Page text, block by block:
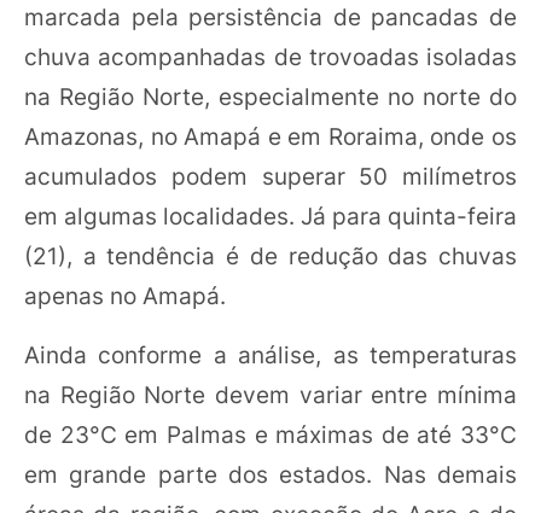
marcada pela persistência de pancadas de
chuva acompanhadas de trovoadas isoladas
na Região Norte, especialmente no norte do
Amazonas, no Amapá e em Roraima, onde os
acumulados podem superar 50 milímetros
em algumas localidades. Já para quinta-feira
(21), a tendência é de redução das chuvas
apenas no Amapá.
Ainda conforme a análise, as temperaturas
na Região Norte devem variar entre mínima
de 23°C em Palmas e máximas de até 33°C
em grande parte dos estados. Nas demais